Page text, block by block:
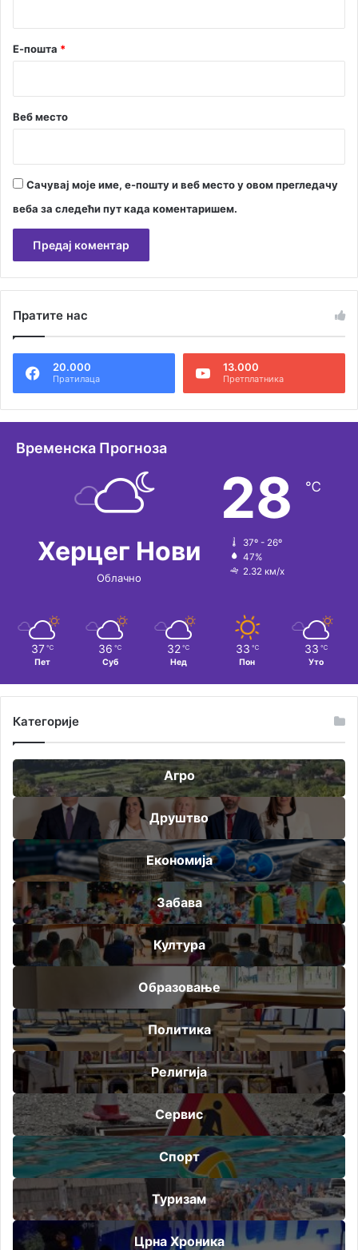
Е-пошта *
Веб место
Сачувај моје име, е-пошту и веб место у овом прегледачу
веба за следећи пут када коментаришем.
т
н
т
Пратите нас
20.000
Пратилаца
13.000
Претплатника
Временска Прогноза
Херцег Нови
Облачно
28 ℃
37º - 26º
47%
2.32 км/х
37 ℃
Пет
36 ℃
Суб
32 ℃
Нед
33 ℃
Пон
33 ℃
Уто
Категорије
Агро
Друштво
Економија
Забава
Култура
Образовање
Политика
Религија
Сервис
Спорт
Туризам
Црна Хроника